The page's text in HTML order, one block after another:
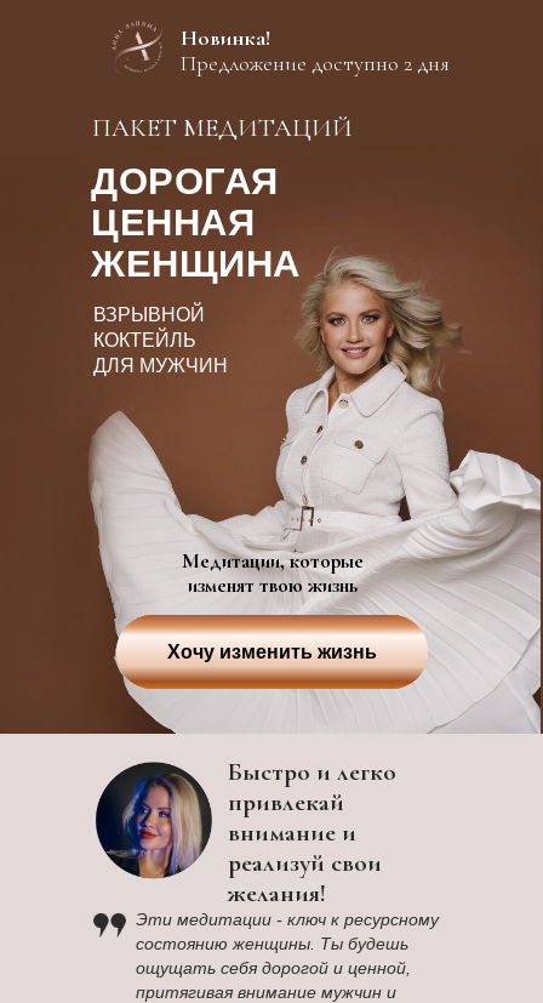
Новинка!
Предложение доступно 2 дня
ВЗРЫВНОЙ
КОКТЕЙЛЬ
ДЛЯ МУЖЧИН
Хочу изменить жизнь
ДОРОГАЯ
ЦЕННАЯ
ЖЕНЩИНА
ПАКЕТ МЕДИТАЦИЙ
Медитации, которые
изменят твою жизнь
Быстро и легко
привлекай
внимание и
реализуй свои
желания!
Эти медитации - ключ к ресурсному
состоянию женщины. Ты будешь
ощущать себя дорогой и ценной,
притягивая внимание мужчин и